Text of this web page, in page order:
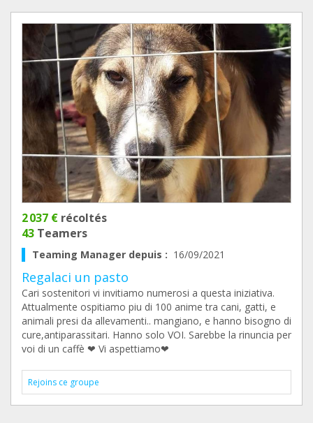
2 037 € récoltés
43 Teamers
Teaming Manager depuis : 16/09/2021
Regalaci un pasto
Cari sostenitori vi invitiamo numerosi a questa iniziativa.
Attualmente ospitiamo piu di 100 anime tra cani, gatti, e
animali presi da allevamenti.. mangiano, e hanno bisogno di
cure,antiparassitari. Hanno solo VOI. Sarebbe la rinuncia per
voi di un caffè ❤ Vi aspettiamo❤
Rejoins ce groupe